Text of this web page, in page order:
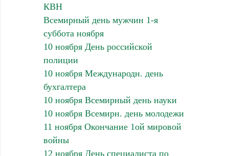
КВН
Всемирный день мужчин 1-я
суббота ноября
10 ноября День российской
полиции
10 ноября Международн. день
бухгалтера
10 ноября Всемирный день науки
10 ноября Всемирн. день молодежи
11 ноября Окончание 1ой мировой
войны
12 ноября День специалиста по